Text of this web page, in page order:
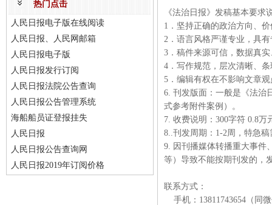
热门点击
人民日报电子版在线阅读
人民日报、人民网邮箱
人民日报电子版
人民日报发行订阅
人民日报法院公告查询
人民日报公告管理系统
海船船员证登报挂失
人民日报
人民日报公告查询网
人民日报2019年订阅价格
《法治日报》发稿基本要求
1．坚持正确的政治方向、
2．语言风格严谨专业，具
3．稿件来源可信，数据真
4．写作规范，层次清晰、
5．编辑有权在不影响文章
6. 刊发版面：一般是《法治
式参考附件案例）。
7. 收费说明：300字符 0.8万
8..刊发周期：1-2周，特急
9. 因刊播媒体转播重大事件
等）导致不能按期刊发的，
联系方式：
手机：13811743654（同